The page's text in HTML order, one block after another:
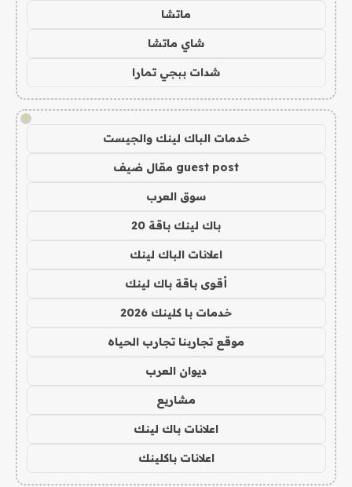
ماتشا
شاي ماتشا
شدات ببجي تمارا
!
خدمات الباك لينك والجيست
guest post مقال ضيف
سوق العرب
باك لينك باقة 20
اعلانات الباك لينك
أقوى باقة باك لينك
خدمات با كلينك 2026
موقع تجاربنا تجارب الحياه
ديوان العرب
مشاريع
اعلانات باك لينك
اعلانات باكلينك